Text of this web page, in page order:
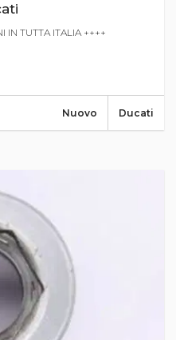
IN TUTTA ITALIA ++++
Ducati
Nuovo